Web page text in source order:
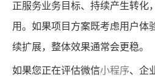
正服务业务目标、持续产生转化
用。如果项目方案既考虑用户体
续扩展，整体效果通常会更稳。
如果您正在评估微信小程序、企